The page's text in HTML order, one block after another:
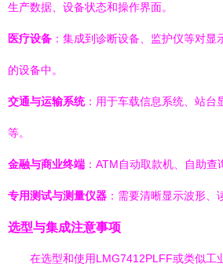
生产数据、设备状态和操作界面。
医疗设备 ：集成到诊断设备、监护仪等对显
的设备中。
交通与运输系统：用于车载信息系统、站台
等。
金融与商业终端 ：ATM自动取款机、自助查
专用测试与测量仪器 ：需要清晰显示波形、
选型与集成注意事项
在选型和使用LMG7412PLFF或类似工